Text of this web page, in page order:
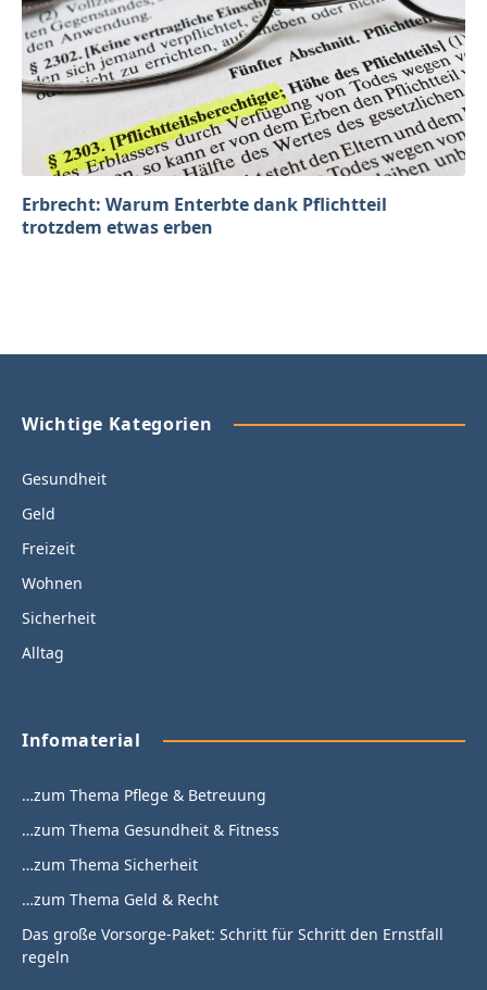
Erbrecht: Warum Enterbte dank Pflichtteil
trotzdem etwas erben
Wichtige Kategorien
Gesundheit
Geld
Freizeit
Wohnen
Sicherheit
Alltag
Infomaterial
…zum Thema Pflege & Betreuung
…zum Thema Gesundheit & Fitness
…zum Thema Sicherheit
…zum Thema Geld & Recht
Das große Vorsorge-Paket: Schritt für Schritt den Ernstfall
regeln